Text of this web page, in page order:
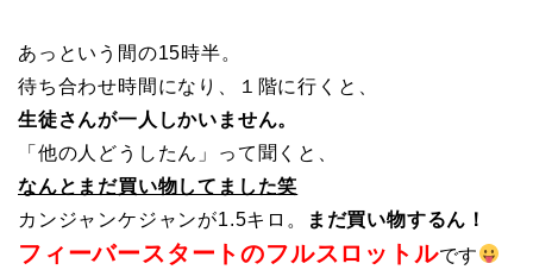
あっという間の15時半。
待ち合わせ時間になり、１階に行くと、
生徒さんが一人しかいません。
「他の人どうしたん」って聞くと、
なんとまだ買い物してました笑
カンジャンケジャンが1.5キロ。
まだ買い物するん！
フィーバースタートのフルスロットルです